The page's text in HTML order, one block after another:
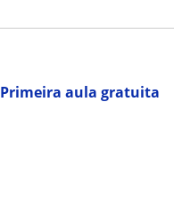
Primeira aula gratuita